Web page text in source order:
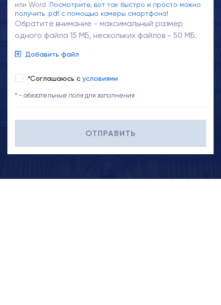
или Word. Посмотрите, вот так быстро и просто можно
получить .pdf с помощью камеры смартфона!
Обратите внимание - максимальный размер
одного файла 15 МБ, нескольких файлов - 50 МБ.
Добавить файл
*Соглашаюсь с условиями
* - обязательные поля для заполнения
ОТПРАВИТЬ